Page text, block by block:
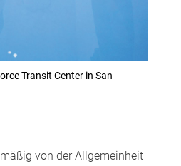
Transit Center in San
von der Allgemeinheit